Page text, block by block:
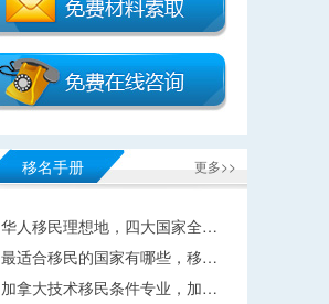
更多>>
移名手册
华人移民理想地，四大国家全…
最适合移民的国家有哪些，移…
加拿大技术移民条件专业，加…